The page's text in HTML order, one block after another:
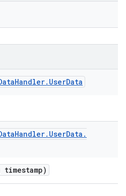
Handler. UserData
Handler. UserData .